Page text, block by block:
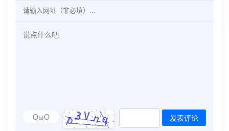
OωO 发表评论